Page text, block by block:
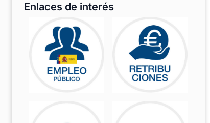
Enlaces de interés